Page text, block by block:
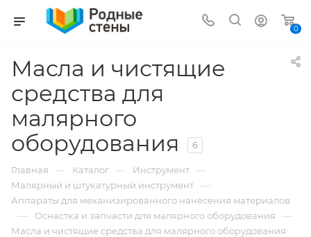
0
Масла и чистящие
средства для
малярного
оборудования
6
Главная — Каталог — Инструмент —
Малярный и штукатурный инструмент —
Аппараты для механизированного нанесения материалов
— Оснастка и запчасти для малярного оборудования —
Масла и чистящие средства для малярного оборудования